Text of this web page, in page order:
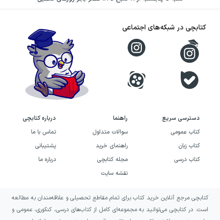
شکنندگی تصور او از واقعیت را نیز دنبال می‌کند.
خرید کتاب مرگزار به چه کسانی
پیشنهاد می‌شود؟
اگر به داستان‌های علمی‌تخیلی، ایده‌های مربوط به
ناگهانی واقعیت علاقه دارید، مرگزار می‌تواند
برای خوانندگانی جذاب است که از ماجراهای صرفاً
بیرونی فاصله می‌گیرند و دوست دارند اثر یک
سازگاری انسان دنبال کنند.
دسترسی سریع
کتاب عمومی
کتاب زبان
کتاب درسی
راهنما
سوالات متداول
راهنمای خرید
مجله کتابچی
نقشه سایت
درباره کتابچی
تماس با ما
پشتیبانی
درباره ما
کتابچی در شبکه‌های اجتماعی
کتابچی مرجع آنلاین خرید کتاب برای تمام مقاطع تحصیلی و علاقه‌مندان به مطالعه
است. در کتابچی می‌توانید به مجموعه‌ای کامل از کتاب‌های درسی، کنکوری، عمومی و